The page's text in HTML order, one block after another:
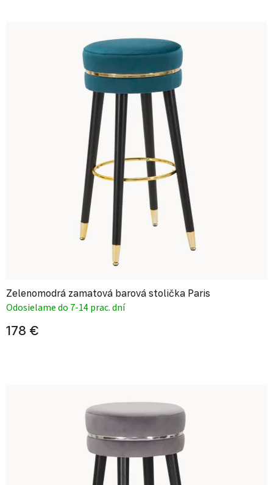
Zelenomodrá zamatová barová stolička Paris
Odosielame do 7-14 prac. dní
178 €